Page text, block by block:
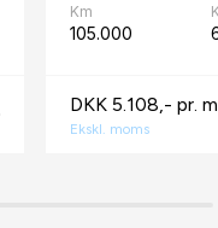
Km
105.000
DKK 5.108,- pr.
Ekskl. moms